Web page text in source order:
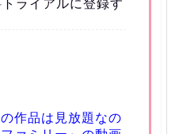
ライアルに登録す
作品は見放題なの